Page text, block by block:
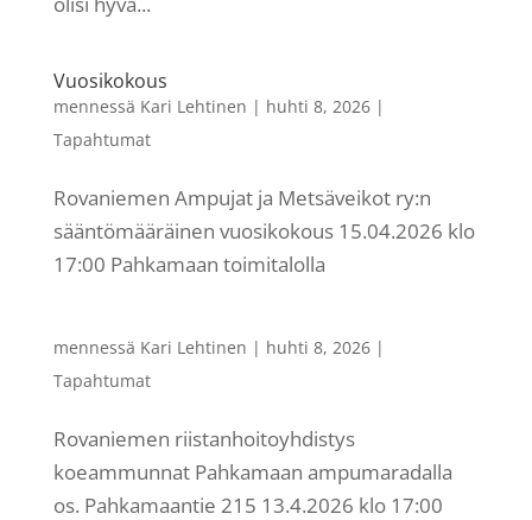
Vuosikokous
mennessä Kari Lehtinen | huhti 8, 2026|
Tapahtumat
Rovaniemen Ampujat ja Metsäveikot ry:n
sääntömääräinen vuosikokous 15.04.2026 klo
17:00 Pahkamaan toimitalolla
mennessä Kari Lehtinen | huhti 8, 2026|
Tapahtumat
Rovaniemen riistanhoitoyhdistys
koeammunnat Pahkamaan ampumaradalla
os. Pahkamaantie 215 13.4.2026 klo 17:00